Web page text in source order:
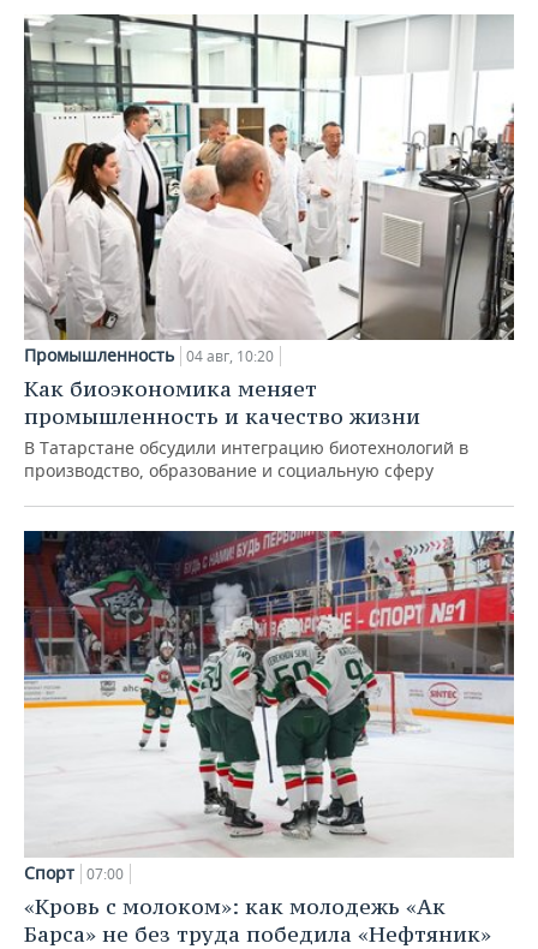
Промышленность 04 авг, 10:20
Как биоэкономика меняет
промышленность и качество жизни
В Татарстане обсудили интеграцию биотехнологий в
производство, образование и социальную сферу
Спорт 07:00
«Кровь с молоком»: как молодежь «Ак
Барса» не без труда победила «Нефтяник»